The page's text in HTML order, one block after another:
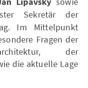
Sekretär der
Im Mittelpunkt
Fragen der
der
die aktuelle Lage